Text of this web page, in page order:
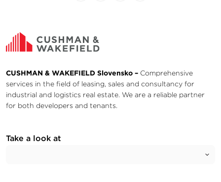
CUSHMAN & WAKEFIELD Slovensko – Comprehensive
services in the field of leasing, sales and consultancy for
industrial and logistics real estate. We are a reliable partner
for both developers and tenants.
Take a look at